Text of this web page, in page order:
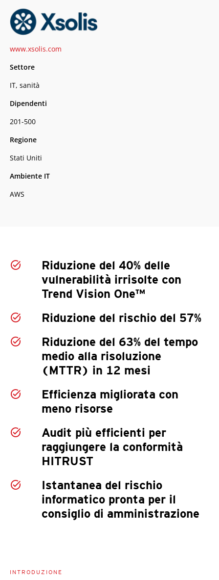
www.xsolis.com
Settore
IT, sanità
Dipendenti
201-500
Regione
Stati Uniti
Ambiente IT
AWS
Riduzione del 40% delle
vulnerabilità irrisolte con
Trend Vision One™
Riduzione del rischio del 57%
Riduzione del 63% del tempo
medio alla risoluzione
(MTTR) in 12 mesi
Efficienza migliorata con
meno risorse
Audit più efficienti per
raggiungere la conformità
HITRUST
Istantanea del rischio
informatico pronta per il
consiglio di amministrazione
INTRODUZIONE